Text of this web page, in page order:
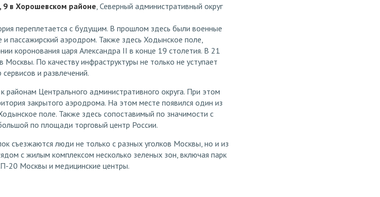
9 в Хорошевском районе , Северный административный округ
переплетается с будущим. В прошлом здесь были военные
пассажирский аэродром. Также здесь Ходынское поле,
коронования царя Александра II в конце 19 столетия. В 21
По качеству инфраструктуры не только не уступает
и развлечений.
Центрального административного округа. При этом
закрытого аэродрома. На этом месте появился один из
поле. Также здесь сопоставимый по значимости с
по площади торговый центр России.
съезжаются люди не только с разных уголков Москвы, но и из
с жилым комплексом несколько зеленых зон, включая парк
20 Москвы и медицинские центры.